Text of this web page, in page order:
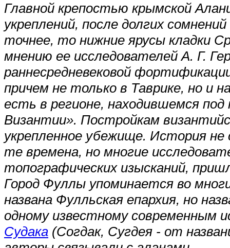
Главной крепостью крымской
укреплений, после долгих
точнее, то нижние ярусы кладки
мнению ее исследователей А. Г.
раннесредневековой
причем не только в Таврике, но и
есть в регионе, находившемся
Византии». Постройкам
укрепленное убежище. История не
те времена, но многие
топографических изысканий,
Город Фуллы упоминается во
названа Фулльская епархия, но
одному известному современным
Судака (Согдак, Сугдея - от